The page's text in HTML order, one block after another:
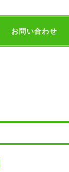
お問い合わせ